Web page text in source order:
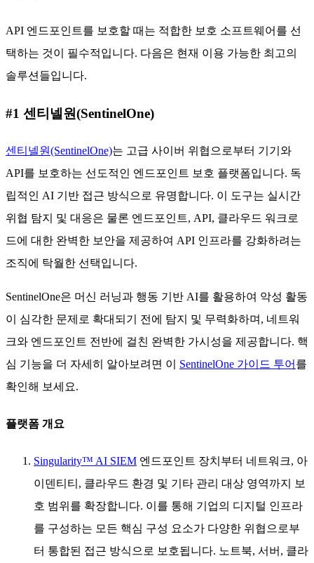
API 엔드포인트를 보호할 때는 적합한 보호 소프트웨어를 선
택하는 것이 필수적입니다. 다음은 현재 이용 가능한 최고의
솔루션들입니다.
#1 센티넬원(SentinelOne)
센티넬원(SentinelOne)는 고급 사이버 위협으로부터 기기와
API를 보호하는 선도적인 엔드포인트 보호 플랫폼입니다. 독
립적인 AI 기반 접근 방식으로 유명합니다. 이 도구는 실시간
위협 탐지 및 대응은 물론 엔드포인트, API, 클라우드 워크로
드에 대한 완벽한 보안을 제공하여 API 인프라를 강화하려는
조직에 탁월한 선택입니다.
SentinelOne은 머신 러닝과 행동 기반 AI를 활용하여 악성 활동
이 심각한 문제로 확대되기 전에 탐지 및 무력화하며, 네트워
크와 엔드포인트 전반에 걸친 완벽한 가시성을 제공합니다. 핵
심 기능을 더 자세히 알아보려면 이 SentinelOne 가이드 투어 를
확인해 보세요.
플랫폼 개요
Singularity™ AI SIEM 엔드포인트 장치부터 네트워크, 아
이덴티티, 클라우드 환경 및 기타 관리 대상 영역까지 보
호 범위를 확장합니다. 이를 통해 기업의 디지털 인프라
를 구성하는 모든 핵심 구성 요소가 다양한 위협으로부
터 통합된 접근 방식으로 보호됩니다. 노트북, 서버, 클라